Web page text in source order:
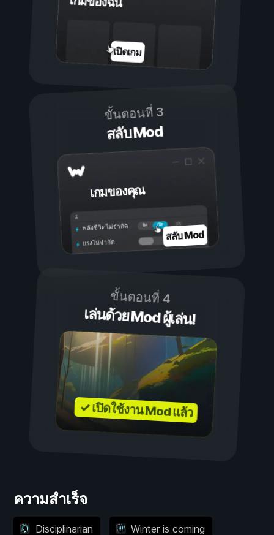
เปิดเกม
ขั้นตอนที่ 3
สลับ Mod
เกมของคุณ
เปิด
ปิด
พลังชีวิตไม่จำกัด
แรงไม่จำกัด สลับ Mod
ขั้นตอนที่ 4
เล่นด้วย Mod ผู้เล่น!
✓ เปิดใช้งาน Mod แล้ว
ความสำเร็จ
Disciplinarian Winter is coming